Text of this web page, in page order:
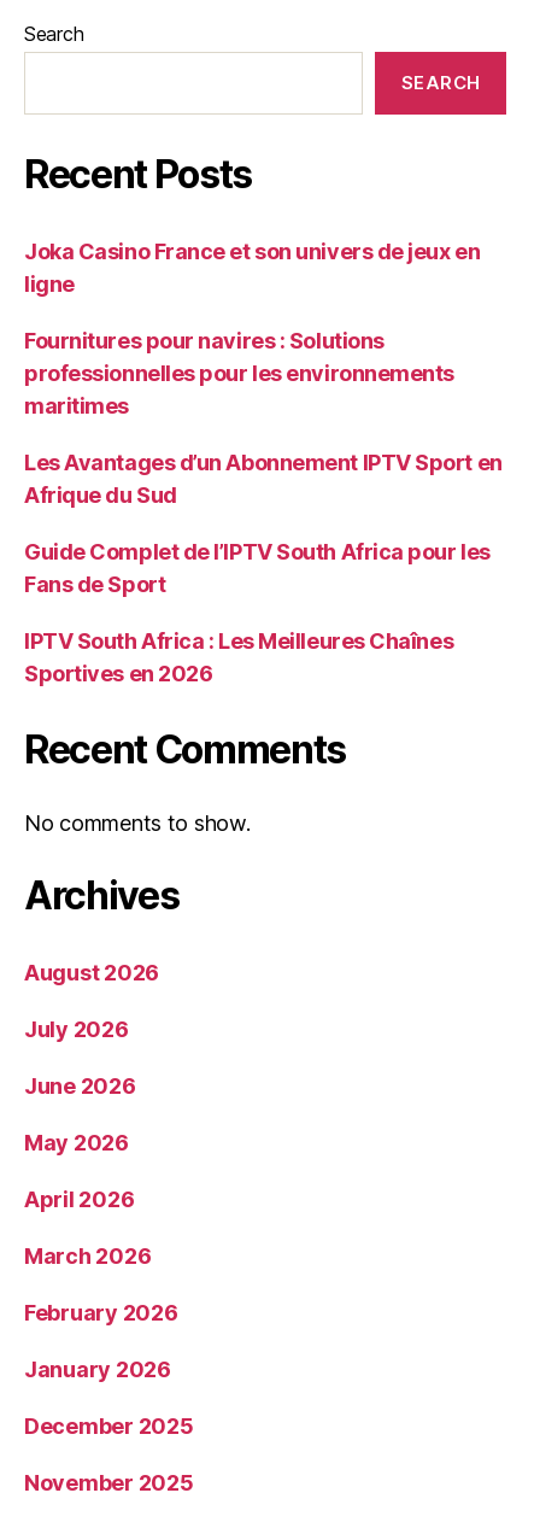
Search
SEARCH
Recent Posts
Joka Casino France et son univers de jeux en
ligne
Fournitures pour navires : Solutions
professionnelles pour les environnements
maritimes
Les Avantages d’un Abonnement IPTV Sport en
Afrique du Sud
Guide Complet de l’IPTV South Africa pour les
Fans de Sport
IPTV South Africa : Les Meilleures Chaînes
Sportives en 2026
Recent Comments
No comments to show.
Archives
August 2026
July 2026
June 2026
May 2026
April 2026
March 2026
February 2026
January 2026
December 2025
November 2025